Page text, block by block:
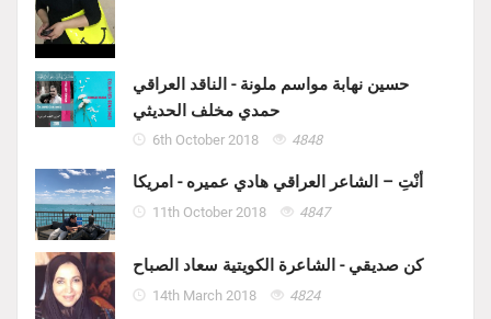
حسين نهابة مواسم ملونة - الناقد العراقي
حمدي مخلف الحديثي
6th October 2018 4848
أنْتِ – الشاعر العراقي هادي عميره - امريكا
11th October 2018 4847
كن صديقي - الشاعرة الكويتية سعاد الصباح
14th March 2018 4824